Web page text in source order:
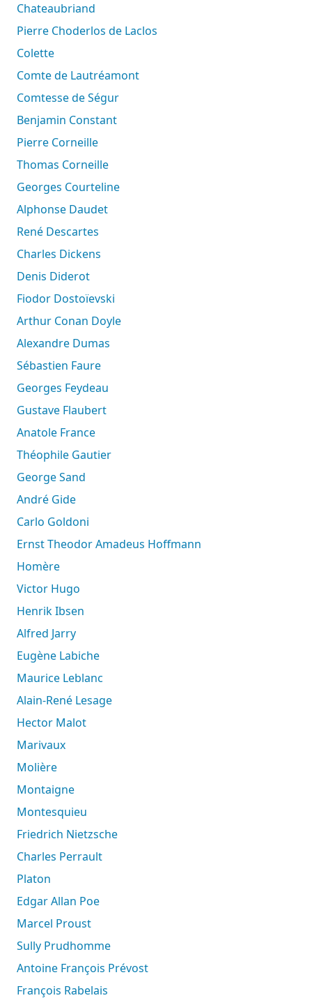
Chateaubriand
Pierre Choderlos de Laclos
Colette
Comte de Lautréamont
Comtesse de Ségur
Benjamin Constant
Pierre Corneille
Thomas Corneille
Georges Courteline
Alphonse Daudet
René Descartes
Charles Dickens
Denis Diderot
Fiodor Dostoïevski
Arthur Conan Doyle
Alexandre Dumas
Sébastien Faure
Georges Feydeau
Gustave Flaubert
Anatole France
Théophile Gautier
George Sand
André Gide
Carlo Goldoni
Ernst Theodor Amadeus Hoffmann
Homère
Victor Hugo
Henrik Ibsen
Alfred Jarry
Eugène Labiche
Maurice Leblanc
Alain-René Lesage
Hector Malot
Marivaux
Molière
Montaigne
Montesquieu
Friedrich Nietzsche
Charles Perrault
Platon
Edgar Allan Poe
Marcel Proust
Sully Prudhomme
Antoine François Prévost
François Rabelais